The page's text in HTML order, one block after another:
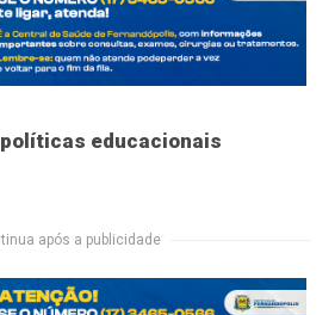
educacionais
após a publicidade